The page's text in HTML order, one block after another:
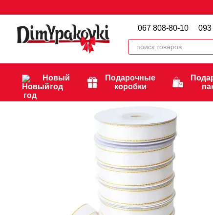
067 808-80-10 093
Новый
год
Подарочные
коробки